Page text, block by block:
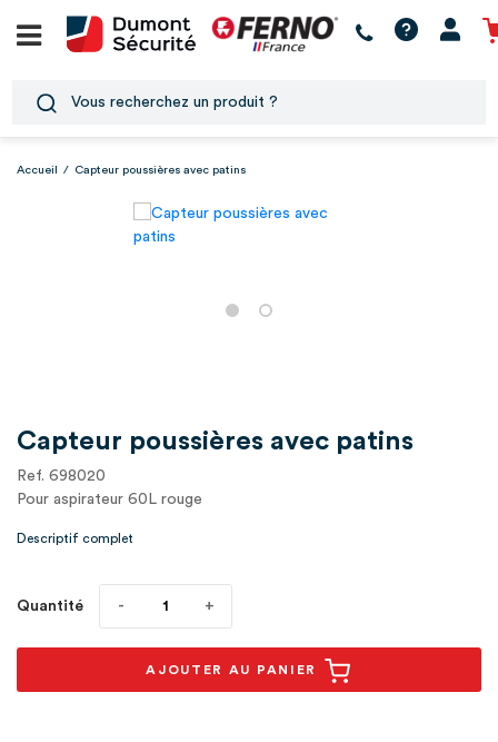
Accueil / Capteur poussières avec patins
Capteur poussières avec patins
Ref. 698020
Pour aspirateur 60L rouge
Descriptif complet
Quantité
AJOUTER AU PANIER